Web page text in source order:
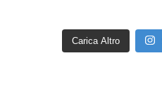
Carica Altro